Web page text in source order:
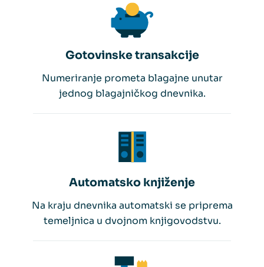
Gotovinske transakcije
Numeriranje prometa blagajne unutar
jednog blagajničkog dnevnika.
Automatsko knjiženje
Na kraju dnevnika automatski se priprema
temeljnica u dvojnom knjigovodstvu.